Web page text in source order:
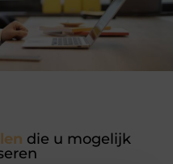
die u mogelijk